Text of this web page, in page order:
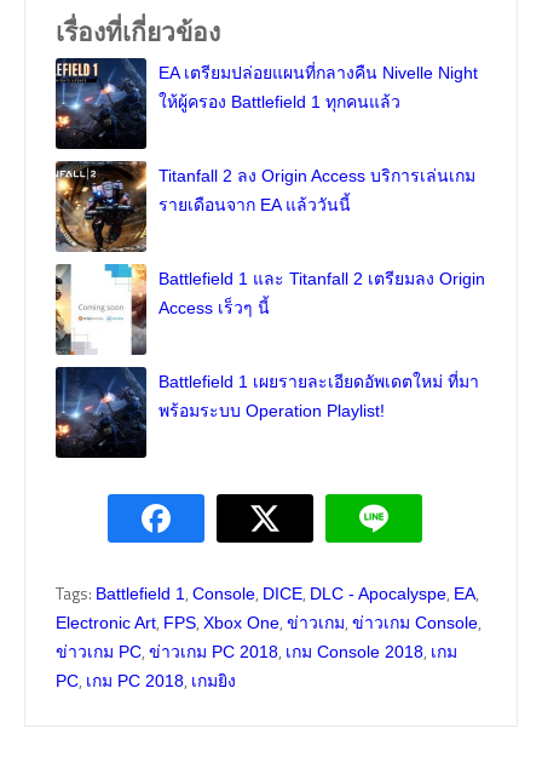
เรื่องที่เกี่ยวข้อง
EA เตรียมปล่อยแผนที่กลางคืน Nivelle Night
ให้ผู้ครอง Battlefield 1 ทุกคนแล้ว
Titanfall 2 ลง Origin Access บริการเล่นเกม
รายเดือนจาก EA แล้ววันนี้
Battlefield 1 และ Titanfall 2 เตรียมลง Origin
Access เร็วๆ นี้
Battlefield 1 เผยรายละเอียดอัพเดตใหม่ ที่มา
พร้อมระบบ Operation Playlist!
Tags: Battlefield 1, Console, DICE, DLC - Apocalyspe, EA,
Electronic Art, FPS, Xbox One, ข่าวเกม, ข่าวเกม Console,
ข่าวเกม PC, ข่าวเกม PC 2018, เกม Console 2018, เกม
PC, เกม PC 2018, เกมยิง